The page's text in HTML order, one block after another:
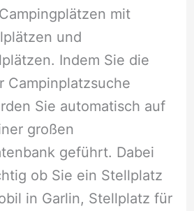
mit
und
Indem Sie die
Campinplatzsuche
Sie automatisch auf
großen
geführt. Dabei
ob Sie ein Stellplatz
in Garlin, Stellplatz für